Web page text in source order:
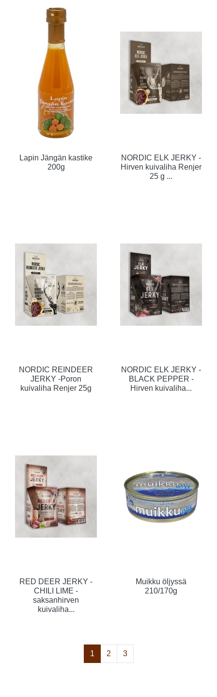
Lapin Jängän kastike
200g
NORDIC ELK JERKY -
Hirven kuivaliha Renjer
25 g ...
NORDIC REINDEER
JERKY -Poron
kuivaliha Renjer 25g
NORDIC ELK JERKY -
BLACK PEPPER -
Hirven kuivaliha...
RED DEER JERKY -
CHILI LIME -
saksanhirven
kuivaliha...
Muikku öljyssä
210/170g
1 2 3